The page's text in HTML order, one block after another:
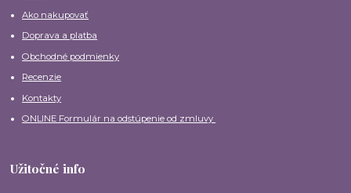
Ako nakupovať
Doprava a platba
Obchodné podmienky
Recenzie
Kontakty
ONLINE Formulár na odstúpenie od zmluvy
Užitočné info